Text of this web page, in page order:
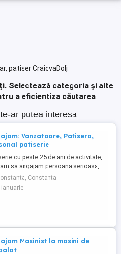
patiser CraiovaDolj
Selectează categoria și alte
a eficientiza căutarea
ar putea interesa
Vanzatoare, Patisera,
patiserie
cu peste 25 de ani de activitate,
sa angajam persoana serioasa,
sa ne ajute in activitatea de
(cu posibilitatea de calificare in
de productie) -Oferim contract
Constanta
ianuarie
Masinist la masini de